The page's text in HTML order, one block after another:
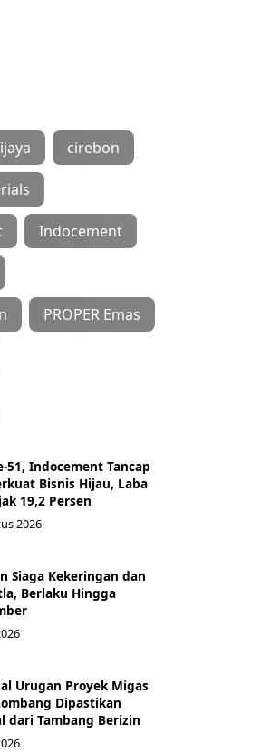
cirebon
Indocement
PROPER Emas
51, Indocement Tancap
Bisnis Hijau, Laba
19,2 Persen
2026
Siaga Kekeringan dan
Berlaku Hingga
Urugan Proyek Migas
Dipastikan
dari Tambang Berizin